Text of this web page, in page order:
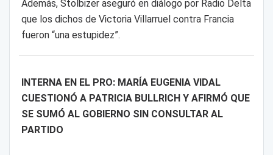
Además, Stolbizer aseguró en diálogo por Radio Delta
que los dichos de Victoria Villarruel contra Francia
fueron “una estupidez”.
INTERNA EN EL PRO: MARÍA EUGENIA VIDAL
CUESTIONÓ A PATRICIA BULLRICH Y AFIRMÓ QUE
SE SUMÓ AL GOBIERNO SIN CONSULTAR AL
PARTIDO